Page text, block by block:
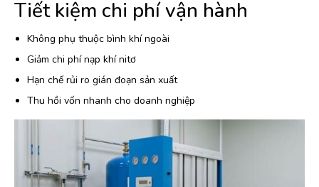
Tiết kiệm chi phí vận hành
Không phụ thuộc bình khí ngoài
Giảm chi phí nạp khí nitơ
Hạn chế rủi ro gián đoạn sản xuất
Thu hồi vốn nhanh cho doanh nghiệp